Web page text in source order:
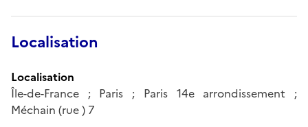
Localisation
Localisation
Île-de-France ; Paris ; Paris 14e arrondissement ;
Méchain (rue ) 7